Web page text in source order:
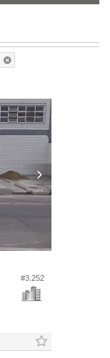
#3.252